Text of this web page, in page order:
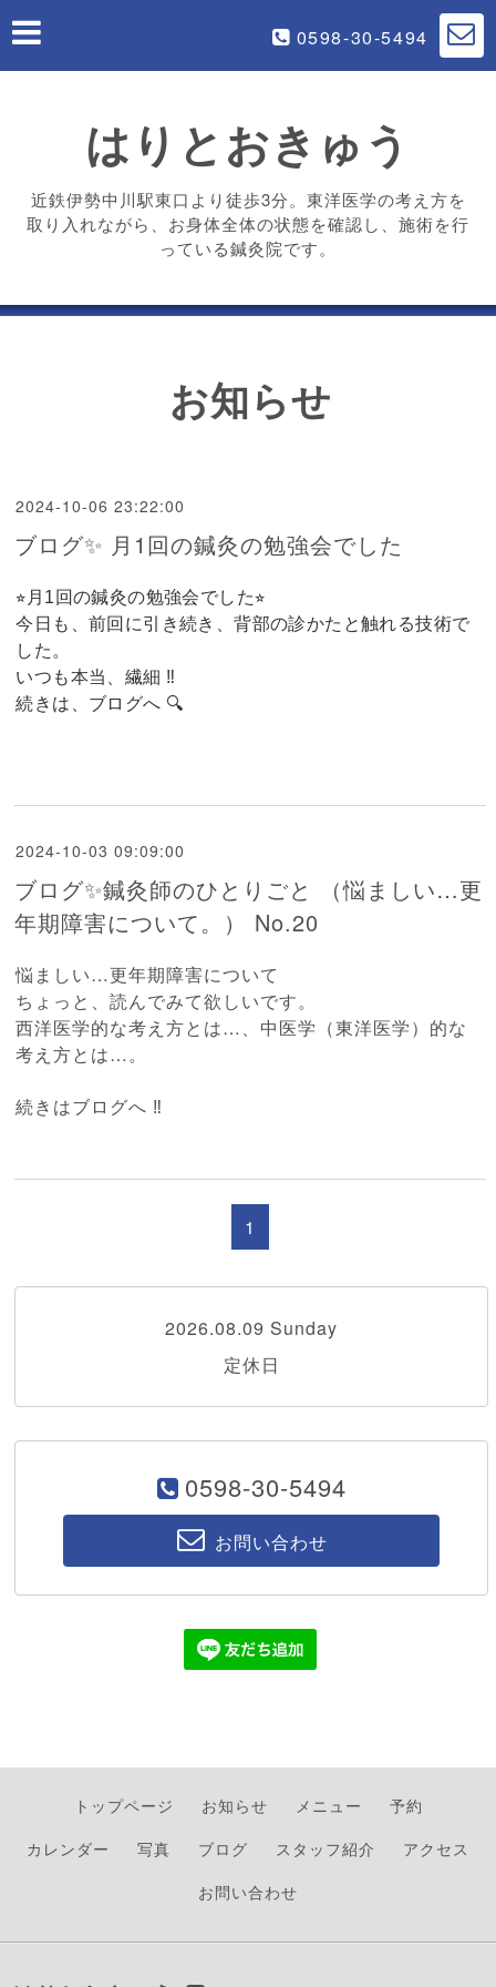
0598-30-5494
はりとおきゅう
近鉄伊勢中川駅東口より徒歩3分。東洋医学の考え方を
取り入れながら、お身体全体の状態を確認し、施術を行
っている鍼灸院です。
お知らせ
2024-10-06 23:22:00
ブログ✨ 月1回の鍼灸の勉強会でした
⭐︎月1回の鍼灸の勉強会でした⭐︎
今日も、前回に引き続き、背部の診かたと触れる技術で
した。
いつも本当、繊細 ‼
続きは、ブログへ 🔍
2024-10-03 09:09:00
ブログ✨鍼灸師のひとりごと （悩ましい…更
年期障害について。） No.20
悩ましい…更年期障害について
ちょっと、読んでみて欲しいです。
西洋医学的な考え方とは…、中医学（東洋医学）的な
考え方とは…。
続きはブログへ ‼
1
2026.08.09 Sunday
定休日
0598-30-5494
お問い合わせ
トップページ お知らせ メニュー
予約
カレンダー
写真 ブログ スタッフ紹介
アクセス
お問い合わせ